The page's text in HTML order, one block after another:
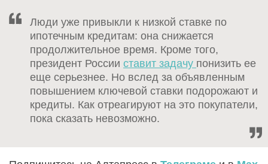
Люди уже привыкли к низкой ставке по
ипотечным кредитам: она снижается
продолжительное время. Кроме того,
президент России ставит задачу понизить ее
еще серьезнее. Но вслед за объявленным
повышением ключевой ставки подорожают и
кредиты. Как отреагируют на это покупатели,
пока сказать невозможно.